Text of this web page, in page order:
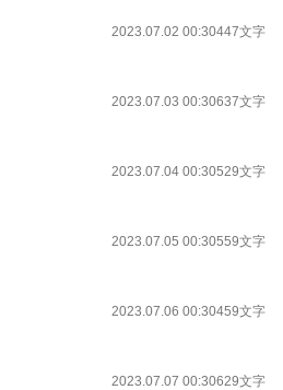
2023.07.02 00:30447文字
2023.07.03 00:30637文字
2023.07.04 00:30529文字
2023.07.05 00:30559文字
2023.07.06 00:30459文字
2023.07.07 00:30629文字